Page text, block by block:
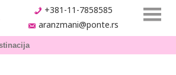
+381-11-7858585
aranzmani@ponte.rs